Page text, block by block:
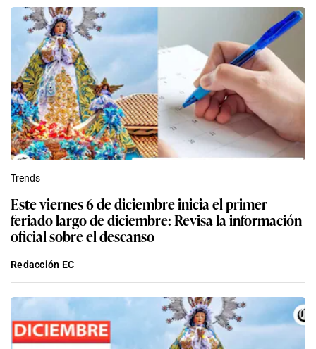
Trends
Este viernes 6 de diciembre inicia el primer
feriado largo de diciembre: Revisa la información
oficial sobre el descanso
Redacción EC